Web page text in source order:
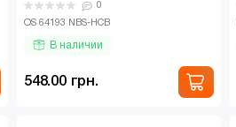
100% БОЛЬШЕ СВЕ..
0
OS 64193 NBS-HCB
В наличии
548.00 грн.